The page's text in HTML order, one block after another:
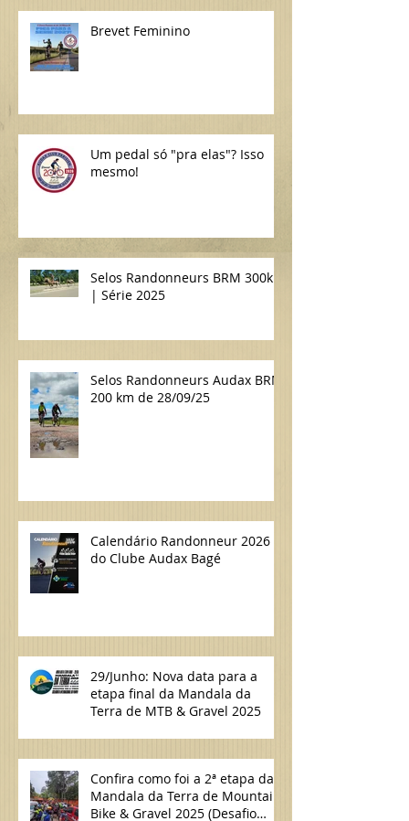
Brevet Feminino
Um pedal só "pra elas"? Isso
mesmo!
Selos Randonneurs BRM 300km
| Série 2025
Selos Randonneurs Audax BRM
200 km de 28/09/25
Calendário Randonneur 2026
do Clube Audax Bagé
29/Junho: Nova data para a
etapa final da Mandala da
Terra de MTB & Gravel 2025
Confira como foi a 2ª etapa da
Mandala da Terra de Mountain
Bike & Gravel 2025 (Desafio